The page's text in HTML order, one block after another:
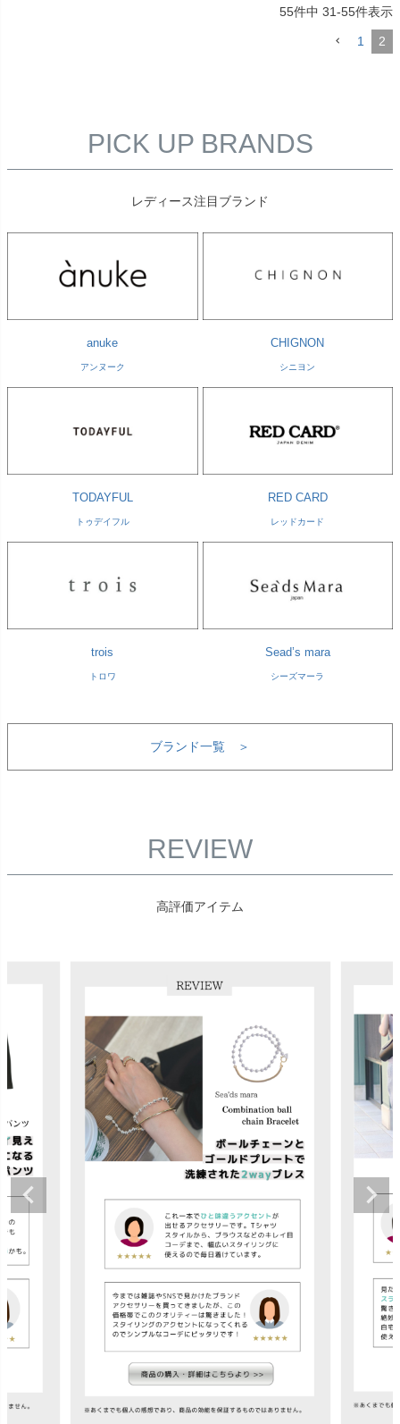
55件中 31-55件表示
1 2
PICK UP BRANDS
レディース注目ブランド
anuke
アンヌーク
CHIGNON
シニヨン
TODAYFUL
トゥデイフル
RED CARD
レッドカード
trois
トロワ
Sead’s mara
シーズマーラ
ブランド一覧 ＞
REVIEW
高評価アイテム